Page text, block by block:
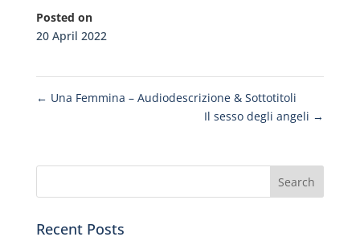
Posted on
20 April 2022
← Una Femmina – Audiodescrizione & Sottotitoli
Il sesso degli angeli →
Recent Posts